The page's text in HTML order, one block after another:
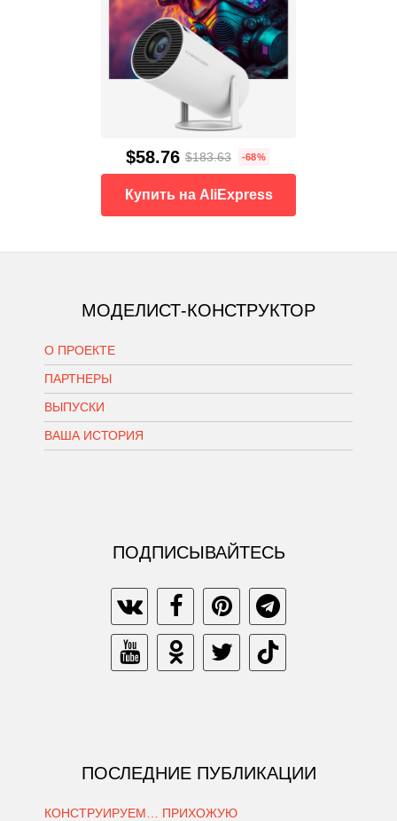
$58.76 $183.63 -68%
Купить на AliExpress
МОДЕЛИСТ-КОНСТРУКТОР
О ПРОЕКТЕ
ПАРТНЕРЫ
ВЫПУСКИ
ВАША ИСТОРИЯ
ПОДПИСЫВАЙТЕСЬ
ПОСЛЕДНИЕ ПУБЛИКАЦИИ
КОНСТРУИРУЕМ… ПРИХОЖУЮ